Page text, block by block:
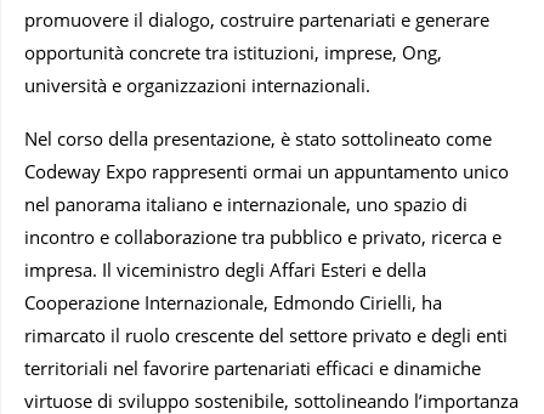
promuovere il dialogo, costruire partenariati e generare
opportunità concrete tra istituzioni, imprese, Ong,
università e organizzazioni internazionali.
Nel corso della presentazione, è stato sottolineato come
Codeway Expo rappresenti ormai un appuntamento unico
nel panorama italiano e internazionale, uno spazio di
incontro e collaborazione tra pubblico e privato, ricerca e
impresa. Il viceministro degli Affari Esteri e della
Cooperazione Internazionale, Edmondo Cirielli, ha
rimarcato il ruolo crescente del settore privato e degli enti
territoriali nel favorire partenariati efficaci e dinamiche
virtuose di sviluppo sostenibile, sottolineando l’importanza